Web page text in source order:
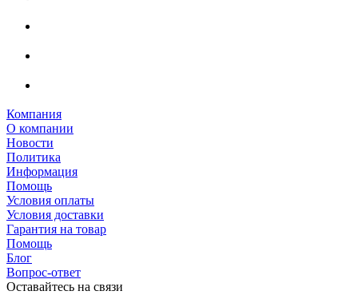
Компания
О компании
Новости
Политика
Информация
Помощь
Условия оплаты
Условия доставки
Гарантия на товар
Помощь
Блог
Вопрос-ответ
Оставайтесь на связи